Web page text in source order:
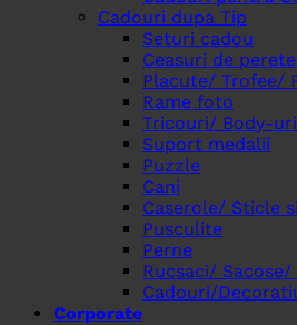
Cadouri dupa Tip
Seturi cadou
Ceasuri de perete
Placute/ Trofee/
Rame foto
Tricouri/ Body-
Suport medalii
Puzzle
Cani
Caserole/ Sticle
Pusculite
Perne
Rucsaci/
Cadouri/
Corporate